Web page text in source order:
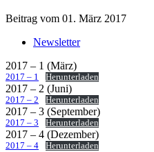
Beitrag vom 01. März 2017
Newsletter
2017 – 1 (März)
2017 – 1 Herunterladen
2017 – 2 (Juni)
2017 – 2 Herunterladen
2017 – 3 (September)
2017 – 3 Herunterladen
2017 – 4 (Dezember)
2017 – 4 Herunterladen